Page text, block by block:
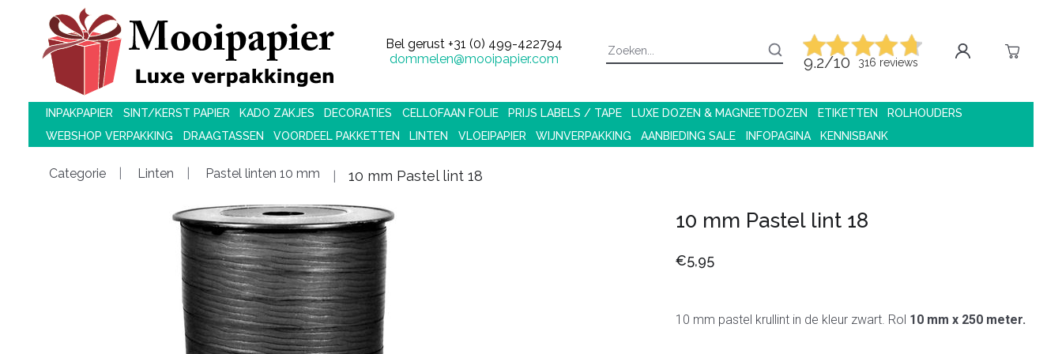
Bel gerust +31 (0) 499-422794
dommelen@mooipapier.com
9.2/10 316 reviews
INPAKPAPIER SINT/KERST PAPIER KADO ZAKJES DECORATIES CELLOFAAN FOLIE PRIJS LABELS / TAPE LUXE DOZEN & MAGNEETDOZEN ETIKETTEN
ROLHOUDERS
WEBSHOP VERPAKKING
DRAAGTASSEN VOORDEEL PAKKETTEN LINTEN VLOEIPAPIER WIJNVERPAKKING AANBIEDING SALE INFOPAGINA KENNISBANK
Categorie Linten Pastel linten 10 mm 10 mm Pastel lint 18
10 mm Pastel lint 18
€5,95
10 mm pastel krullint in de kleur zwart. Rol 10 mm x 250 meter.